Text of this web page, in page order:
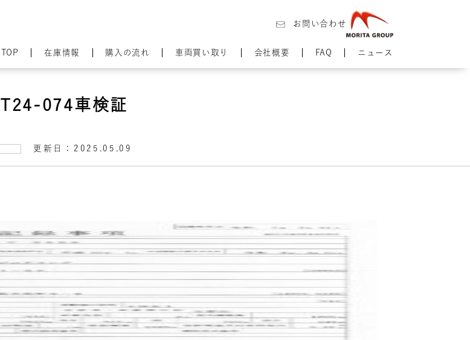
お問い合わせ
TOP 在庫情報 購入の流れ 車両買い取り 会社概要 FAQ ニュース
T24-074車検証
更新日：2025.05.09